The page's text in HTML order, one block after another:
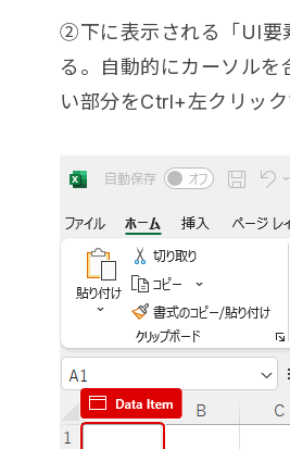
②下に表示される「UI要
る。自動的にカーソル
い部分をCtrl+左クリッ